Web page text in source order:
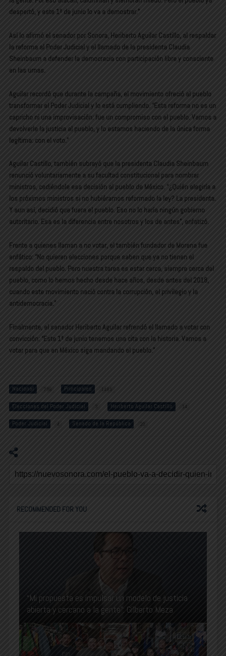
despertó, y este 1º de junio lo va a demostrar.”
Así lo afirmó el senador por Sonora, Heriberto Aguilar Castillo, al respaldar
la reforma al Poder Judicial y el llamado de la presidenta Claudia
Sheinbaum a defender la democracia con participación libre y consciente
en las urnas.
Aguilar recordó que durante la campaña, el movimiento ofreció al pueblo
transformar el Poder Judicial y lo está cumpliendo. “Esta reforma no es un
capricho ni una improvisación: fue un compromiso con el pueblo. Vamos a
devolverle la justicia al pueblo, y lo estamos haciendo de la única forma
legítima: con el voto.”
Aguilar Castillo, también subrayó que la presidenta Claudia Sheinbaum
renunció voluntariamente a su facultad constitucional para nombrar
ministros, cediéndole esa decisión al pueblo de México. “¿Quién elegiría a
los próximos ministros si no hubiéramos reformado la ley? La presidenta.
Y aun así, decidió que fuera el pueblo. Eso no lo haría ningún gobierno
autoritario. Esa es la diferencia entre nosotros y los de antes”, enfatizó.
Frente a quienes llaman a no votar, el también fundador de Morena fue
enfático: “No quieren elecciones porque saben que ya no tienen el
respaldo del pueblo. Pero nuestra tarea es estar cerca, siempre cerca del
pueblo, como lo hemos hecho desde hace años, desde antes del 2018,
cuando este movimiento nació contra la corrupción, el privilegio y la
antidemocracia.”
Finalmente, el senador Heriberto Aguilar refrendó el llamado a votar con
convicción: “Este 1º de junio tenemos una cita con la historia. Vamos a
votar para que en México siga mandando el pueblo.”
Nacional 796 Principales 1485
Elecciones del Poder Judicial 3 Heriberto Aguilar Castillo 14
Poder Judicial 4 Senado de la República 20
RECOMMENDED FOR YOU
“Mi propuesta es impulsar un modelo de justicia
abierta y cercano a la gente”: Gilberto Meza